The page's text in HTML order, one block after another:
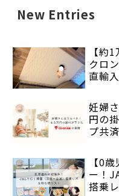
New Entries
【約
クロ
直輸
妊婦
円の
プ共
【0
ー！
搭乗